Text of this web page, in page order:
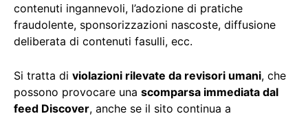
contenuti ingannevoli, l’adozione di pratiche
fraudolente, sponsorizzazioni nascoste, diffusione
deliberata di contenuti fasulli, ecc.
Si tratta di violazioni rilevate da revisori umani, che
possono provocare una scomparsa immediata dal
feed Discover, anche se il sito continua a